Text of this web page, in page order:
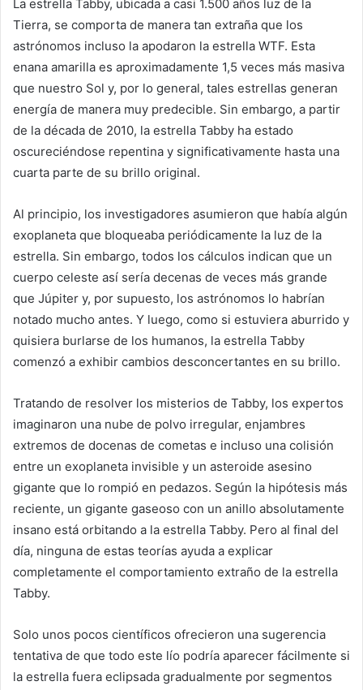
La estrella Tabby, ubicada a casi 1.500 años luz de la
Tierra, se comporta de manera tan extraña que los
astrónomos incluso la apodaron la estrella WTF. Esta
enana amarilla es aproximadamente 1,5 veces más masiva
que nuestro Sol y, por lo general, tales estrellas generan
energía de manera muy predecible. Sin embargo, a partir
de la década de 2010, la estrella Tabby ha estado
oscureciéndose repentina y significativamente hasta una
cuarta parte de su brillo original.
Al principio, los investigadores asumieron que había algún
exoplaneta que bloqueaba periódicamente la luz de la
estrella. Sin embargo, todos los cálculos indican que un
cuerpo celeste así sería decenas de veces más grande
que Júpiter y, por supuesto, los astrónomos lo habrían
notado mucho antes. Y luego, como si estuviera aburrido y
quisiera burlarse de los humanos, la estrella Tabby
comenzó a exhibir cambios desconcertantes en su brillo.
Tratando de resolver los misterios de Tabby, los expertos
imaginaron una nube de polvo irregular, enjambres
extremos de docenas de cometas e incluso una colisión
entre un exoplaneta invisible y un asteroide asesino
gigante que lo rompió en pedazos. Según la hipótesis más
reciente, un gigante gaseoso con un anillo absolutamente
insano está orbitando a la estrella Tabby. Pero al final del
día, ninguna de estas teorías ayuda a explicar
completamente el comportamiento extraño de la estrella
Tabby.
Solo unos pocos científicos ofrecieron una sugerencia
tentativa de que todo este lío podría aparecer fácilmente si
la estrella fuera eclipsada gradualmente por segmentos